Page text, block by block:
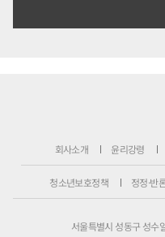
회사소개 윤리강령
청소년보호정책 정정·반
서울특별시 성동구 성수